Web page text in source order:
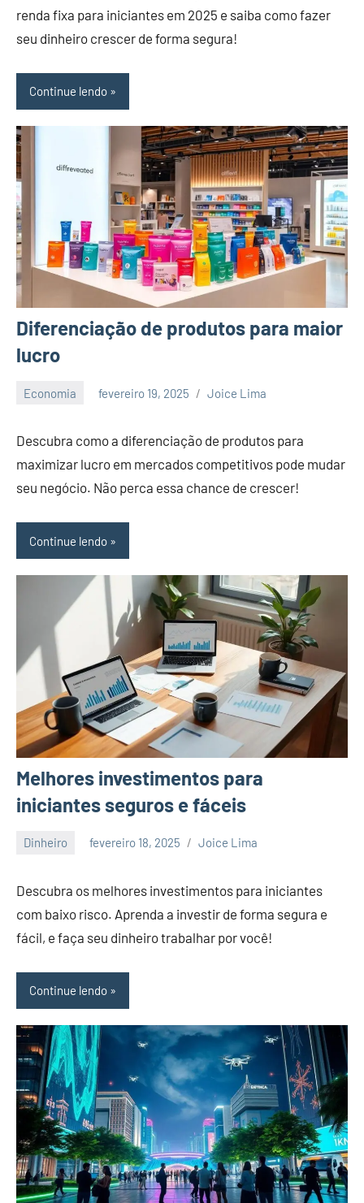
renda fixa para iniciantes em 2025 e saiba como fazer
seu dinheiro crescer de forma segura!
Continue lendo
Diferenciação de produtos para maior
lucro
Economia fevereiro 19, 2025 Joice Lima
Descubra como a diferenciação de produtos para
maximizar lucro em mercados competitivos pode mudar
seu negócio. Não perca essa chance de crescer!
Continue lendo
Melhores investimentos para
iniciantes seguros e fáceis
Dinheiro fevereiro 18, 2025 Joice Lima
Descubra os melhores investimentos para iniciantes
com baixo risco. Aprenda a investir de forma segura e
fácil, e faça seu dinheiro trabalhar por você!
Continue lendo